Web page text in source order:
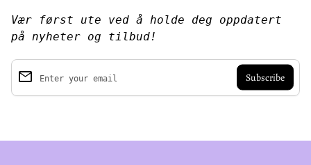
Vær først ute ved å holde deg oppdatert
på nyheter og tilbud!
Enter your email
email